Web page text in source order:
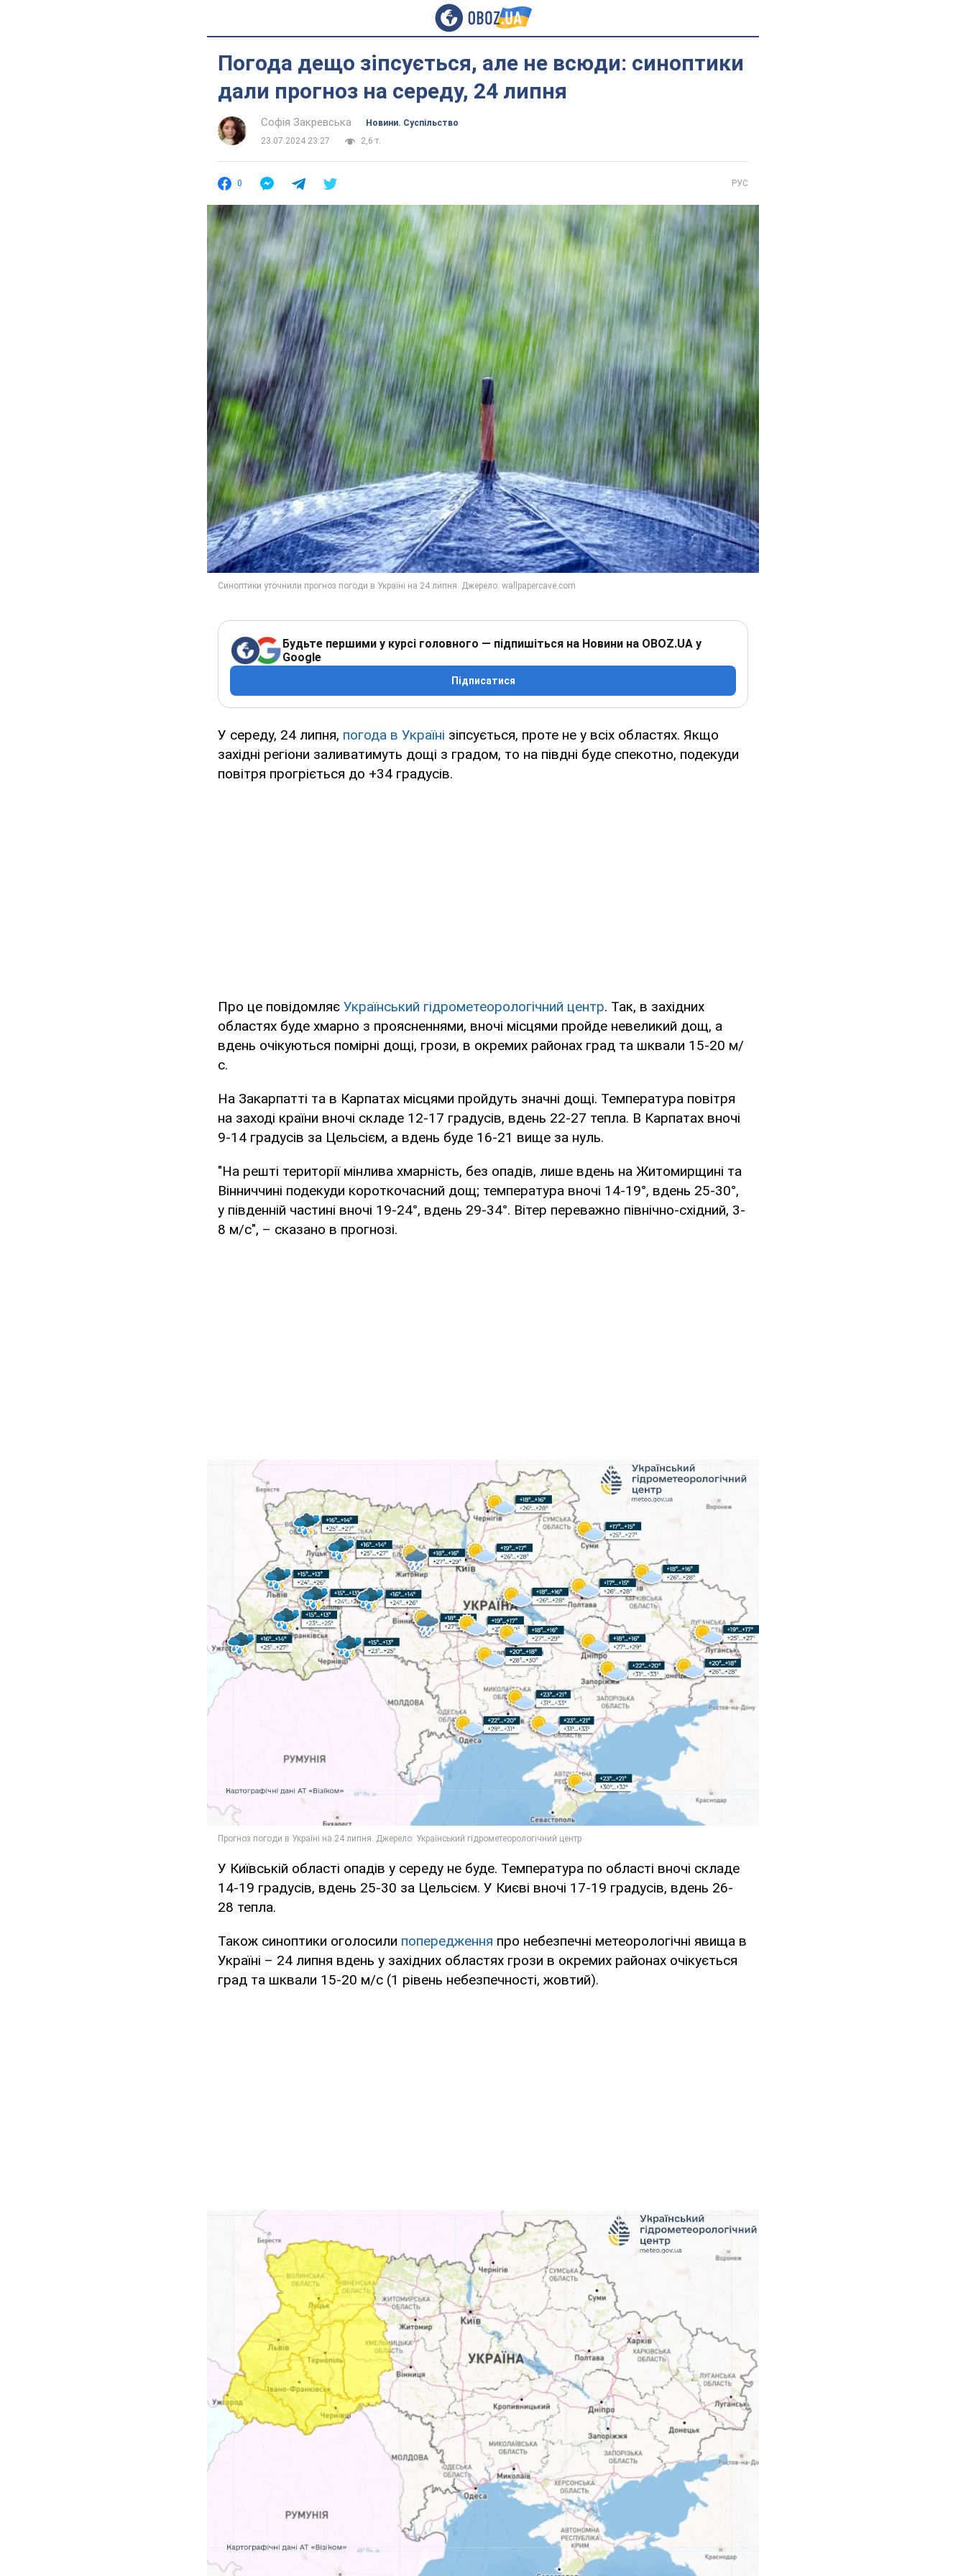
Погода дещо зіпсується, але не всюди: синоптики
дали прогноз на середу, 24 липня
Софія Закревська
Новини. Суспільство
23.07.2024 23:27
2,6 т.
0 РУС
Будьте першими у курсі головного — підпишіться на Новини на OBOZ.UA у
Google
Підписатися
У середу, 24 липня, погода в Україні зіпсується, проте не у всіх областях. Якщо
західні регіони заливатимуть дощі з градом, то на півдні буде спекотно, подекуди
повітря прогріється до +34 градусів.
Про це повідомляє Український гідрометеорологічний центр. Так, в західних
областях буде хмарно з проясненнями, вночі місцями пройде невеликий дощ, а
вдень очікуються помірні дощі, грози, в окремих районах град та шквали 15-20 м/
с.
На Закарпатті та в Карпатах місцями пройдуть значні дощі. Температура повітря
на заході країни вночі складе 12-17 градусів, вдень 22-27 тепла. В Карпатах вночі
9-14 градусів за Цельсієм, а вдень буде 16-21 вище за нуль.
"На решті території мінлива хмарність, без опадів, лише вдень на Житомирщині та
Вінниччині подекуди короткочасний дощ; температура вночі 14-19°, вдень 25-30°,
у південній частині вночі 19-24°, вдень 29-34°. Вітер переважно північно-східний, 3-
8 м/с", – сказано в прогнозі.
У Київській області опадів у середу не буде. Температура по області вночі складе
14-19 градусів, вдень 25-30 за Цельсієм. У Києві вночі 17-19 градусів, вдень 26-
28 тепла.
Також синоптики оголосили попередження про небезпечні метеорологічні явища в
Україні – 24 липня вдень у західних областях грози в окремих районах очікується
град та шквали 15-20 м/с (1 рівень небезпечності, жовтий).